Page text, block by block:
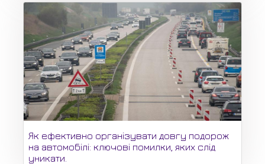
Як ефективно організувати довгу подорож
на автомобілі: ключові помилки, яких слід
уникати.